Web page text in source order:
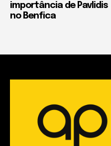
importância de Pavlidis
no Benfica